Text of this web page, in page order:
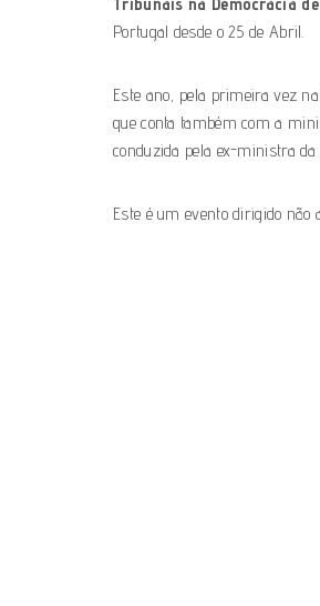
Portugal desde o 25 de Abril.
Este ano, pela primeira vez
que conta também com a
conduzida pela ex-ministra da
Este é um evento dirigido